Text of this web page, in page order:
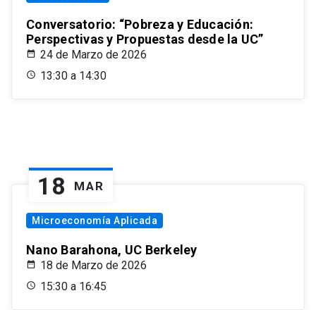
Conversatorio: “Pobreza y Educación:
Perspectivas y Propuestas desde la UC”
24 de Marzo de 2026
13:30 a 14:30
18 MAR
Microeconomía Aplicada
Nano Barahona, UC Berkeley
18 de Marzo de 2026
15:30 a 16:45